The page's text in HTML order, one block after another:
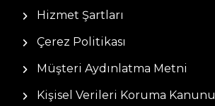
Hizmet Şartları
Çerez Politikası
Müşteri Aydınlatma Metni
Kişisel Verileri Koruma Kanunu